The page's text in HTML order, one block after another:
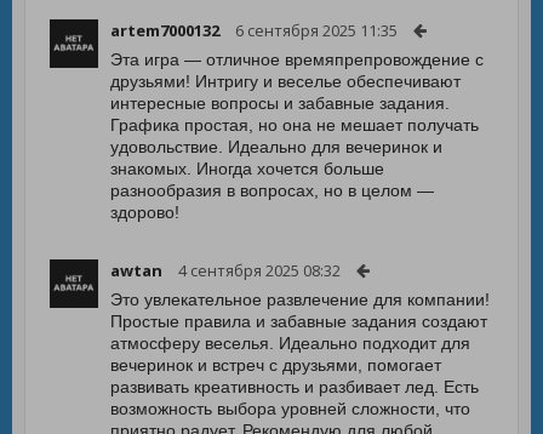
artem7000132 6 сентября 2025 11:35
Эта игра — отличное времяпрепровождение с
друзьями! Интригу и веселье обеспечивают
интересные вопросы и забавные задания.
Графика простая, но она не мешает получать
удовольствие. Идеально для вечеринок и
знакомых. Иногда хочется больше
разнообразия в вопросах, но в целом —
здорово!
awtan 4 сентября 2025 08:32
Это увлекательное развлечение для компании!
Простые правила и забавные задания создают
атмосферу веселья. Идеально подходит для
вечеринок и встреч с друзьями, помогает
развивать креативность и разбивает лед. Есть
возможность выбора уровней сложности, что